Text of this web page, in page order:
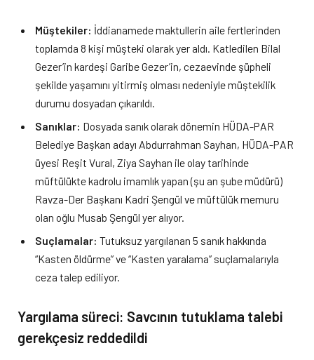
Müştekiler: İddianamede maktullerin aile fertlerinden
toplamda 8 kişi müşteki olarak yer aldı. Katledilen Bilal
Gezer’in kardeşi Garibe Gezer’in, cezaevinde şüpheli
şekilde yaşamını yitirmiş olması nedeniyle müştekilik
durumu dosyadan çıkarıldı.
Sanıklar: Dosyada sanık olarak dönemin HÜDA-PAR
Belediye Başkan adayı Abdurrahman Sayhan, HÜDA-PAR
üyesi Reşit Vural, Ziya Sayhan ile olay tarihinde
müftülükte kadrolu imamlık yapan (şu an şube müdürü)
Ravza-Der Başkanı Kadri Şengül ve müftülük memuru
olan oğlu Musab Şengül yer alıyor.
Suçlamalar: Tutuksuz yargılanan 5 sanık hakkında
“Kasten öldürme” ve “Kasten yaralama” suçlamalarıyla
ceza talep ediliyor.
Yargılama süreci: Savcının tutuklama talebi
gerekçesiz reddedildi